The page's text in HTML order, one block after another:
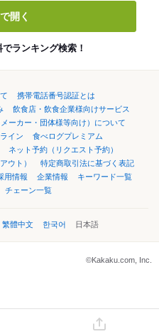
開く
ランキング検索！
携帯電話番号認証とは
飲食店・飲食企業様向けサービス
ーカー・団体様等向け）について
イン
食べログプレミアム
ネット予約（リクエスト予約）
ウト）
特定商取引法に基づく表記
用情報 企業情報
キーワード一覧
チェーン一覧
繁體中文 한국어 日本語
©Kakaku.com, Inc.